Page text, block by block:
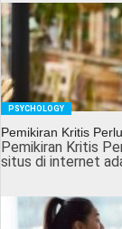
PSYCHOLOGY
Pemikiran Kritis
Pemikiran Kritis
situs di internet